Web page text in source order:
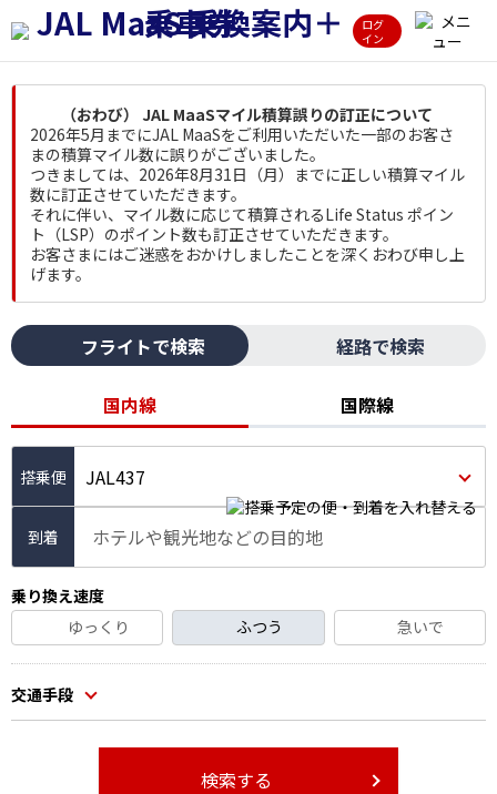
ログ
イン
（おわび） JAL MaaSマイル積算誤りの訂正について
2026年5月までにJAL MaaSをご利用いただいた一部のお客さ
まの積算マイル数に誤りがございました。
つきましては、2026年8月31日（月）までに正しい積算マイル
数に訂正させていただきます。
それに伴い、マイル数に応じて積算されるLife Status ポイン
ト（LSP）のポイント数も訂正させていただきます。
お客さまにはご迷惑をおかけしましたことを深くおわび申し上
げます。
フライトで検索 経路で検索
国内線 国際線
JAL437
到着 ホテルや観光地などの目的地
乗り換え速度
ゆっくり
ふつう 急いで
交通手段
検索する